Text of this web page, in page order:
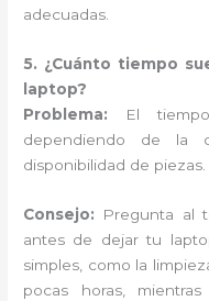
adecuadas.
5. ¿Cuánto tiempo
laptop?
Problema: El
dependiendo de la
disponibilidad de piezas.
Consejo: Pregunta al
antes de dejar tu
simples, como la
pocas horas,